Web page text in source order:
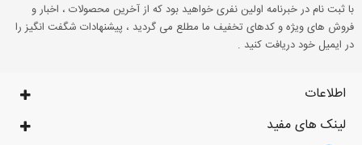
با ثبت نام در خبرنامه اولین نفری خواهید بود که از آخرین محصولات ، اخبار و
فروش های ویژه و کدهای تخفیف ما مطلع می گردید ، پیشنهادات شگفت انگیز را
در ایمیل خود دریافت کنید .
اطلاعات
لینک های مفید